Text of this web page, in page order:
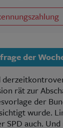
der
rät zur
der
wurde.
SPD auch. Und